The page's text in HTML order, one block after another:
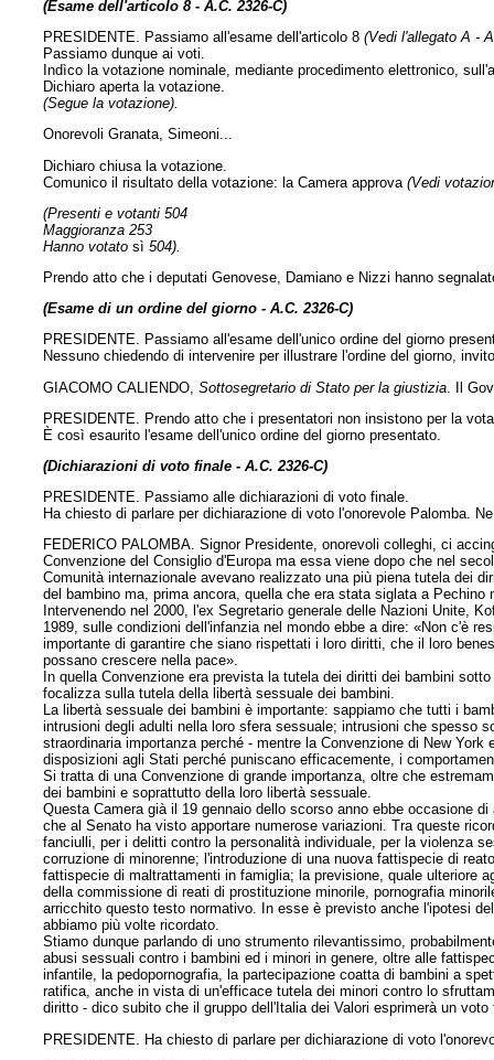
(Esame dell'articolo 8 - A.C. 2326-C)
PRESIDENTE. Passiamo all'esame dell'articolo 8(Vedi l'allegato A -
Passiamo dunque ai voti.
Indìco la votazione nominale, mediante procedimento elettronico,
Dichiaro aperta la votazione.
(Segue la votazione).
Onorevoli Granata, Simeoni...
Dichiaro chiusa la votazione.
Comunico il risultato della votazione: la Camera approva(Vedi
(Presenti e votanti 504
Maggioranza 253
Hanno votato sì504).
Prendo atto che i deputati Genovese, Damiano e Nizzi hanno
(Esame di un ordine del giorno - A.C. 2326-C)
PRESIDENTE. Passiamo all'esame dell'unico ordine del giorno
Nessuno chiedendo di intervenire per illustrare l'ordine del giorno,
GIACOMO CALIENDO,Sottosegretario di Stato per la giustizia . Il
PRESIDENTE. Prendo atto che i presentatori non insistono per la
È così esaurito l'esame dell'unico ordine del giorno presentato.
(Dichiarazioni di voto finale - A.C. 2326-C)
PRESIDENTE. Passiamo alle dichiarazioni di voto finale.
Ha chiesto di parlare per dichiarazione di voto l'onorevole Palomba.
FEDERICO PALOMBA. Signor Presidente, onorevoli colleghi, ci
Convenzione del Consiglio d'Europa ma essa viene dopo che nel
Comunità internazionale avevano realizzato una più piena tutela dei
del bambino ma, prima ancora, quella che era stata siglata a
Intervenendo nel 2000, l'ex Segretario generale delle Nazioni Unite,
1989, sulle condizioni dell'infanzia nel mondo ebbe a dire: «Non c'è
importante di garantire che siano rispettati i loro diritti, che il loro
possano crescere nella pace».
In quella Convenzione era prevista la tutela dei diritti dei bambini
focalizza sulla tutela della libertà sessuale dei bambini.
La libertà sessuale dei bambini è importante: sappiamo che tutti i
intrusioni degli adulti nella loro sfera sessuale; intrusioni che spesso
straordinaria importanza perché - mentre la Convenzione di New
disposizioni agli Stati perché puniscano efficacemente, i
Si tratta di una Convenzione di grande importanza, oltre che
dei bambini e soprattutto della loro libertà sessuale.
Questa Camera già il 19 gennaio dello scorso anno ebbe occasione
che al Senato ha visto apportare numerose variazioni. Tra queste
fanciulli, per i delitti contro la personalità individuale, per la violenza
corruzione di minorenne; l'introduzione di una nuova fattispecie di
fattispecie di maltrattamenti in famiglia; la previsione, qualeulteriore
della commissione di reati di prostituzione minorile, pornografia
arricchito questo testo normativo. In esse è previsto anche l'ipotesi
abbiamo più volte ricordato.
Stiamo dunque parlando di uno strumento rilevantissimo,
abusi sessuali contro i bambini ed i minori in genere, oltre alle
infantile, la pedopornografia, la partecipazione coatta di bambini a
ratifica, anche in vista di un'efficace tutela dei minori contro lo
diritto - dico subito che il gruppo dell'Italia dei Valori esprimerà un
PRESIDENTE. Ha chiesto di parlare per dichiarazione di voto